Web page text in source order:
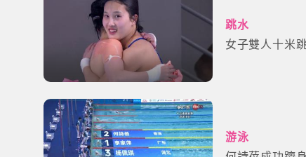
跳水
女子雙人十米
游泳